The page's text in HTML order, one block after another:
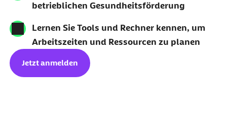
betrieblichen Gesundheitsförderung
Lernen Sie Tools und Rechner kennen, um
Arbeitszeiten und Ressourcen zu planen
Jetzt anmelden